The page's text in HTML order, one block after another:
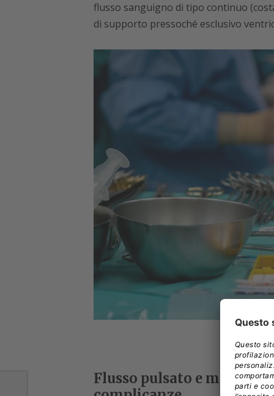
flusso sanguigno di tipo continuo
di supporto pressoché esclusivo
Flusso pulsato e